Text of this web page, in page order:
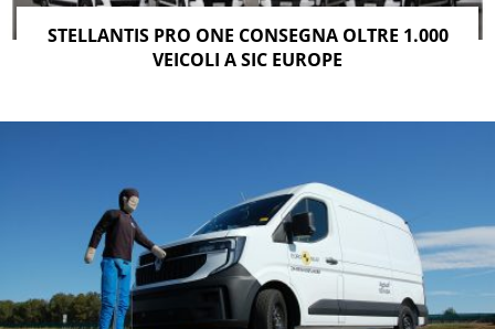
STELLANTIS PRO ONE CONSEGNA OLTRE 1.000
VEICOLI A SIC EUROPE